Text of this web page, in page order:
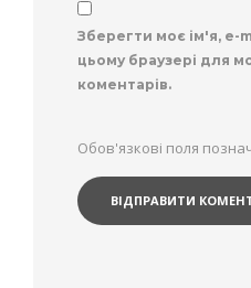
Зберегти моє ім'я, e-
цьому браузері для
коментарів.
Обов'язкові поля